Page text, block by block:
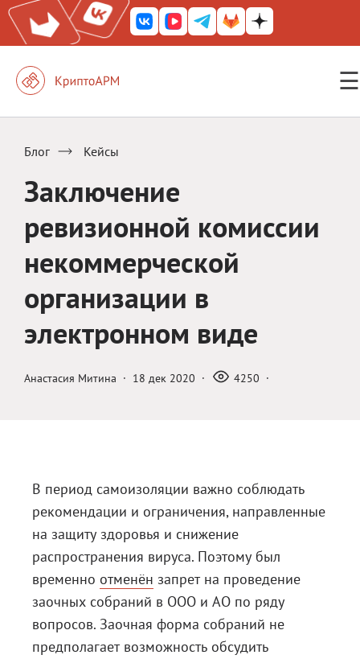
☰
КриптоАРМ Mobile
КриптоАРМ ID
КриптоАРМ Документы
Решения
Блог
Полная версия сайта
Блог Кейсы
Заключение
ревизионной комиссии
некоммерческой
организации в
электронном виде
Анастасия Митина · 18 дек 2020 · 4250 ·
В период самоизоляции важно соблюдать
рекомендации и ограничения, направленные
на защиту здоровья и снижение
распространения вируса. Поэтому был
временно отменён запрет на проведение
заочных собраний в ООО и АО по ряду
вопросов. Заочная форма собраний не
предполагает возможность обсудить